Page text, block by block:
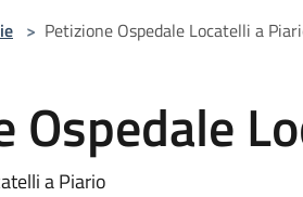
> Petizione Ospedale Locatelli a
Ospedale
a Piario